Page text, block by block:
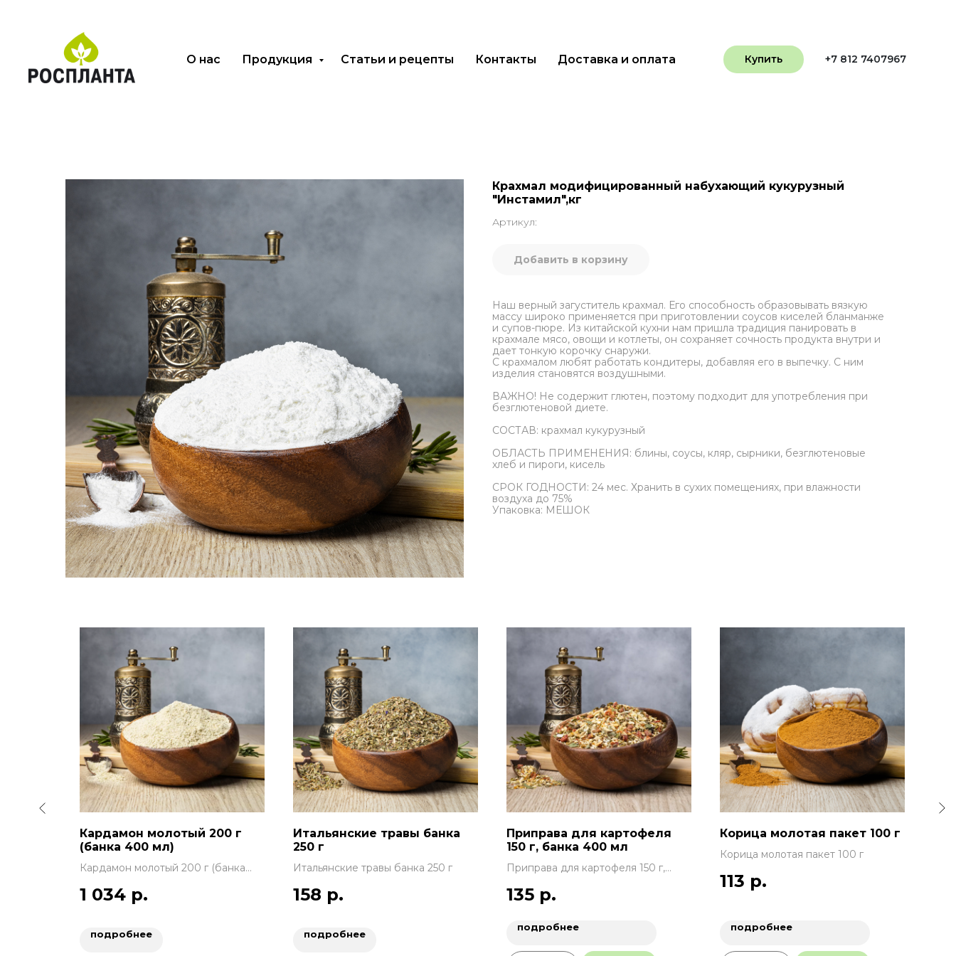
О нас Продукция Статьи и рецепты Контакты Доставка и оплата Купить +7 812 7407967
Крахмал модифицированный набухающий кукурузный
"Инстамил",кг
Артикул:
Добавить в корзину
Наш верный загуститель крахмал. Его способность образовывать вязкую
массу широко применяется при приготовлении соусов киселей бланманже
и супов-пюре. Из китайской кухни нам пришла традиция панировать в
крахмале мясо, овощи и котлеты, он сохраняет сочность продукта внутри и
дает тонкую корочку снаружи.
С крахмалом любят работать кондитеры, добавляя его в выпечку. С ним
изделия становятся воздушными.
ВАЖНО! Не содержит глютен, поэтому подходит для употребления при
безглютеновой диете.
СОСТАВ: крахмал кукурузный
ОБЛАСТЬ ПРИМЕНЕНИЯ: блины, соусы, кляр, сырники, безглютеновые
хлеб и пироги, кисель
СРОК ГОДНОСТИ: 24 мес. Хранить в сухих помещениях, при влажности
воздуха до 75%
Упаковка: МЕШОК
Кардамон молотый 200 г
(банка 400 мл)
Кардамон молотый 200 г (банка
1 034 р.
подробнее
Итальянские травы банка
250 г
Итальянские травы банка 250 г
158 р.
подробнее
Приправа для картофеля
150 г, банка 400 мл
Приправа для картофеля 150 г,
135 р.
подробнее
Корица молотая пакет 100 г
Корица молотая пакет 100 г
113 р.
подробнее